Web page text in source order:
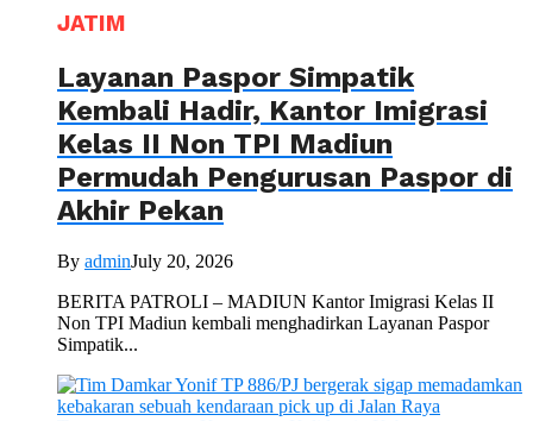
JATIM
Layanan Paspor Simpatik
Kembali Hadir, Kantor Imigrasi
Kelas II Non TPI Madiun
Permudah Pengurusan Paspor di
Akhir Pekan
By adminJuly 20, 2026
BERITA PATROLI – MADIUN Kantor Imigrasi Kelas II
Non TPI Madiun kembali menghadirkan Layanan Paspor
Simpatik...